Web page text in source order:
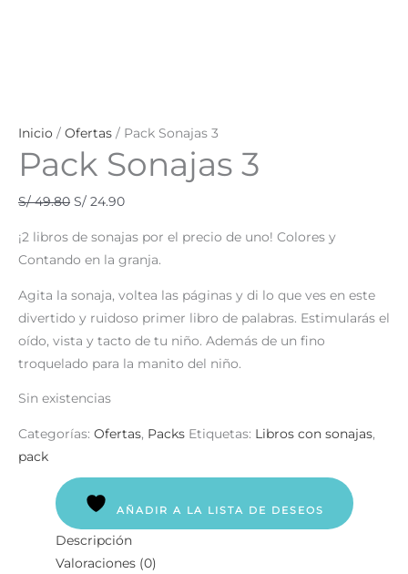
Inicio / Ofertas / Pack Sonajas 3
Pack Sonajas 3
S/49.80 S/ 24.90
¡2 libros de sonajas por el precio de uno! Colores y
Contando en la granja.
Agita la sonaja, voltea las páginas y di lo que ves en este
divertido y ruidoso primer libro de palabras. Estimularás el
oído, vista y tacto de tu niño. Además de un fino
troquelado para la manito del niño.
Sin existencias
Categorías: Ofertas, Packs Etiquetas: Libros con sonajas,
pack
AÑADIR A LA LISTA DE DESEOS
Descripción
Valoraciones (0)